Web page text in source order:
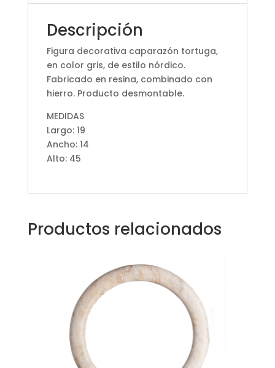
Descripción
Figura decorativa caparazón tortuga,
en color gris, de estilo nórdico.
Fabricado en resina, combinado con
hierro. Producto desmontable.
MEDIDAS
Largo: 19
Ancho: 14
Alto: 45
Productos relacionados